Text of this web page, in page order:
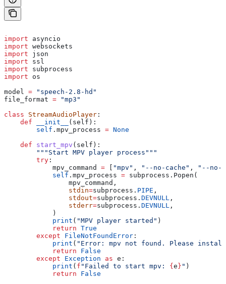
import asyncio
import websockets
import json
import ssl
import subprocess
import os
model = "speech-2.8-hd"
file_format = "mp3"
class StreamAudioPlayer :
    def
__init__ ( self ):
        self
.mpv_process = None
    def
start_mpv ( self ):
        """Start MPV player process"""
        try
:
            mpv_command
= "mpv" , "--no-cache" ,
"--no-
            self
.mpv_process = subprocess.Popen(
                mpv_command,
                stdin
=subprocess. PIPE ,
                stdout
=subprocess. DEVNULL ,
                stderr
=subprocess. DEVNULL ,
            )
            print
( "MPV player started" )
            return
True
        except
FileNotFoundError :
            print
( "Error: mpv not found. Please install
            return
False
        except
Exception as e:
            print
( f "Failed to start mpv: { e } " )
            return
False